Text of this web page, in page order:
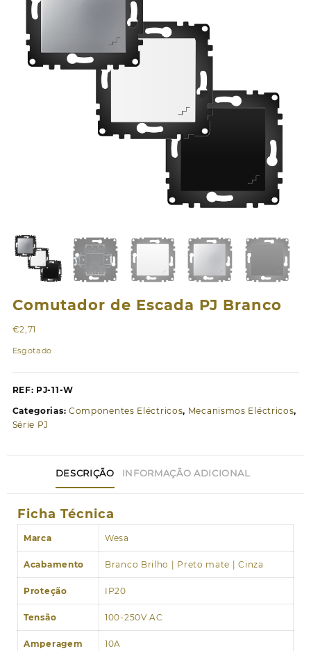
Comutador de Escada PJ Branco
€2,71
Esgotado
REF: PJ-11-W
Categorias: Componentes Eléctricos, Mecanismos Eléctricos,
Série PJ
DESCRIÇÃO INFORMAÇÃO ADICIONAL
Ficha Técnica
Marca Wesa
Acabamento Branco Brilho | Preto mate | Cinza
Proteção IP20
Tensão 100-250V AC
Amperagem 10A